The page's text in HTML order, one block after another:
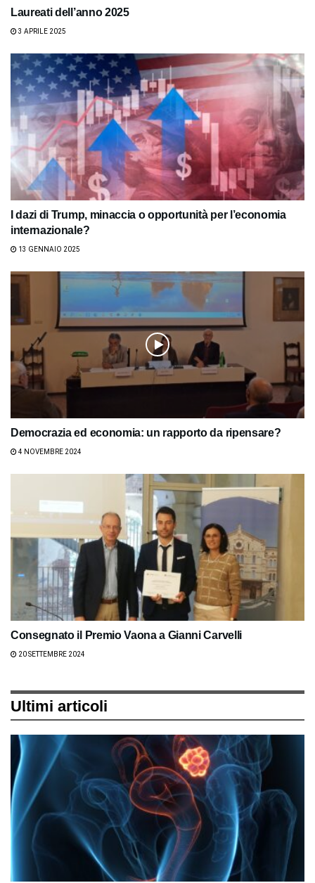
Laureati dell’anno 2025
3 APRILE 2025
I dazi di Trump, minaccia o opportunità per l’economia
internazionale?
13 GENNAIO 2025
Democrazia ed economia: un rapporto da ripensare?
4 NOVEMBRE 2024
Consegnato il Premio Vaona a Gianni Carvelli
20 SETTEMBRE 2024
Ultimi articoli